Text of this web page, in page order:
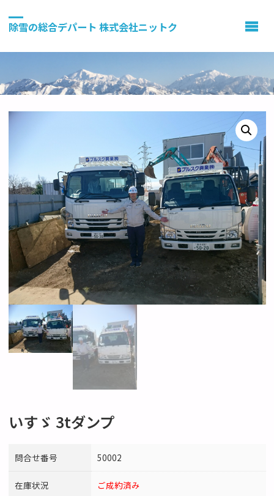
除雪の総合デパート 株式会社ニットク
いすゞ 3tダンプ
問合せ番号 50002
在庫状況 ご成約済み